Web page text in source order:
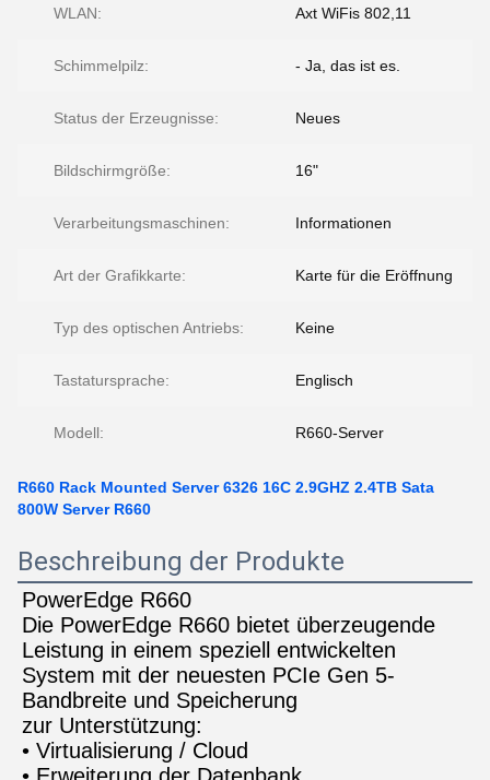
WLAN: Axt WiFis 802,11
Schimmelpilz: - Ja, das ist es.
Status der Erzeugnisse: Neues
Bildschirmgröße: 16"
Verarbeitungsmaschinen: Informationen
Art der Grafikkarte: Karte für die Eröffnung
Typ des optischen Antriebs: Keine
Tastatursprache: Englisch
Modell: R660-Server
R660 Rack Mounted Server 6326 16C 2.9GHZ 2.4TB Sata
800W Server R660
Beschreibung der Produkte
PowerEdge R660
Die PowerEdge R660 bietet überzeugende
Leistung in einem speziell entwickelten
System mit der neuesten PCIe Gen 5-
Bandbreite und Speicherung
zur Unterstützung:
• Virtualisierung / Cloud